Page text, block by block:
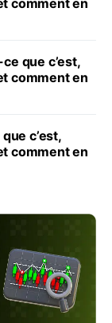
comment en
que c’est,
comment en
c’est,
comment en